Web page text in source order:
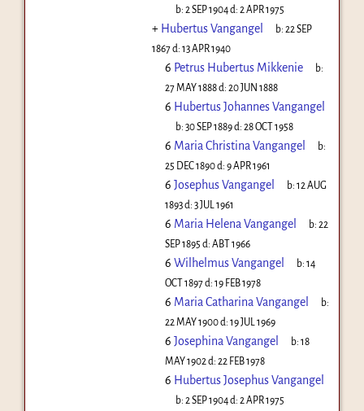
b:2 SEP 1904d:2 APR 1975
+ Hubertus Vangangel b:22 SEP
1867d: 13 APR 1940
6 Petrus Hubertus Mikkenie
b:
27 MAY 1888d: 20 JUN 1888
6 Hubertus Johannes Vangangel
b:30 SEP 1889d:28 OCT 1958
6 Maria Christina Vangangel
b:
25 DEC 1890d: 9 APR 1961
6 Josephus Vangangel b:12 AUG
1893d: 3 JUL 1961
6 Maria Helena Vangangel b:22
SEP 1895 d: ABT 1966
6 Wilhelmus Vangangel b:14
OCT 1897d: 19 FEB 1978
6 Maria Catharina Vangangel
b:
22 MAY 1900d: 19 JUL 1969
6 Josephina Vangangel b:18
MAY 1902 d: 22 FEB 1978
6 Hubertus Josephus Vangangel
b:2 SEP 1904d:2 APR 1975